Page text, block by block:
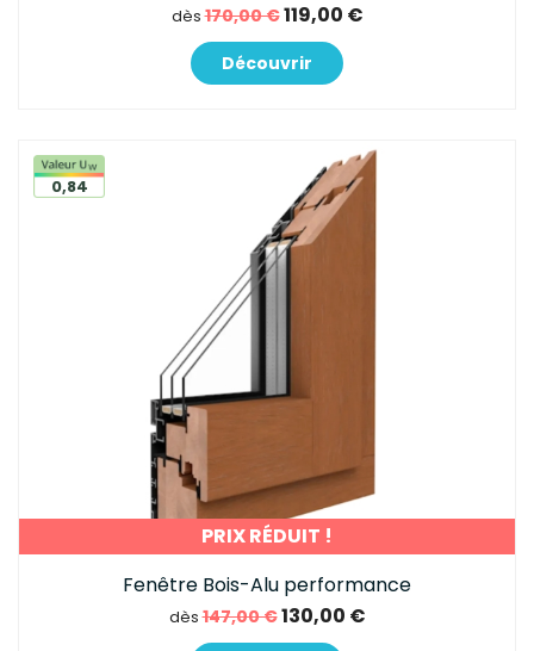
dès170,00 €119,00 €
Découvrir
0,84
PRIX RÉDUIT !
Fenêtre Bois-Alu performance
dès147,00 €130,00 €